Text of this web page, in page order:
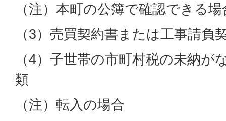
（注）本町の公簿で確認できる
（3）売買契約書または工事請負
（4）子世帯の市町村税の未納が
類
（注）転入の場合